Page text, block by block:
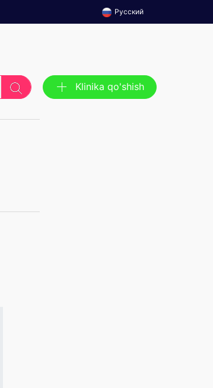
Русский
Klinika qo'shish